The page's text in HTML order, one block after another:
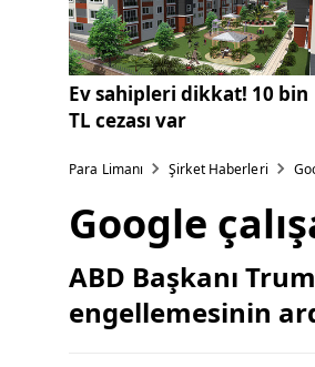
Ev sahipleri dikkat! 10 bin
TL cezası var
Para Limanı Şirket Haberleri
Google
ABD Başkanı
engellemesinin